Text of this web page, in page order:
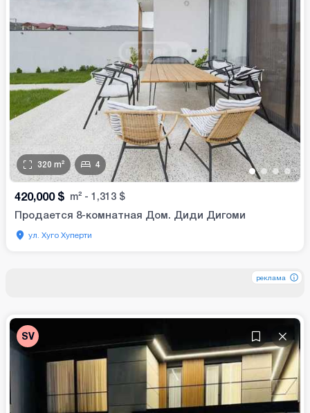
••••
320 m² 4
420,000 $ m² - 1,313 $
Продается 8-комнатная Дом. Диди Дигоми
ул. Хуго Хуперти
SV
реклама
реклама
реклама